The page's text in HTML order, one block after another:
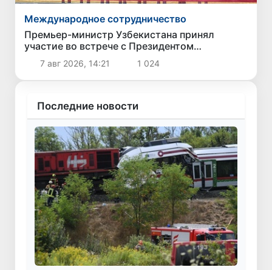
Международное сотрудничество
Премьер-министр Узбекистана принял
участие во встрече с Президентом
Кыргызстана в рамках мероприятий ЕАЭС
7 авг 2026, 14:21 1 024
Последние новости